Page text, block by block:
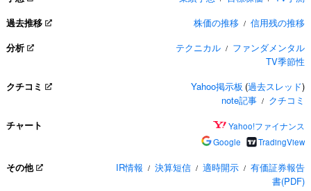
過去推移
株価の推移 / 信用残の推移
分析
テクニカル / ファンダメンタル
TV季節性
クチコミ
Yahoo掲示板 (過去スレッド)
note記事 / クチコミ
チャート
Yahoo!ファイナンス
Google
TradingView
その他 IR情報 / 決算短信 / 適時開示 / 有価証券報告
書(PDF)